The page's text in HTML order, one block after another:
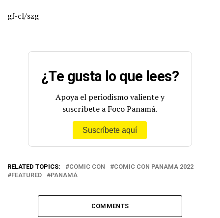
gf-cl/szg
¿Te gusta lo que lees?
Apoya el periodismo valiente y
suscríbete a Foco Panamá.
Suscríbete aquí
RELATED TOPICS: COMIC CON
COMIC CON PANAMA 2022
FEATURED
PANAMÁ
COMMENTS